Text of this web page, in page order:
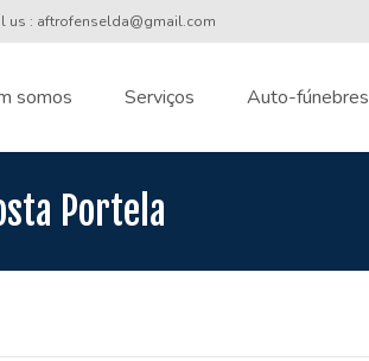
us : aftrofenselda@gmail.com
somos Serviços Auto-fúnebres
Portela